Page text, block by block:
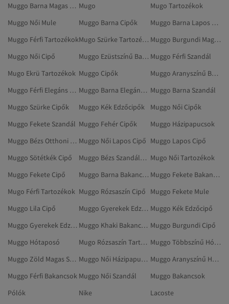
Muggo Barna Magas Sarkú Cipő Mugo
Mugo Tartozékok
Muggo Női Mule
Muggo Barna Cipők
Muggo Barna Lapos Cipő
Muggo Férfi Tartozékok
Mugo Szürke Tartozékok
Muggo Burgundi Magas Sarkú Cipő
Muggo Női Cipő
Muggo Ezüstszínű Bakancsok Muggo Férfi Szandál
Mugo Ekrü Tartozékok Muggo Cipők
Muggo Aranyszínű Bakancsok
Muggo Férfi Elegáns Cipők
Muggo Barna Elegáns Cipők Muggo Barna Szandál
Muggo Szürke Cipők
Muggo Kék Edzőcipők
Muggo Női Cipők
Muggo Fekete Szandál Muggo Fehér Cipők
Muggo Házipapucsok
Muggo Bézs Otthoni Csizmák, Papucsok Muggo Női Lapos Cipő Muggo Lapos Cipő
Muggo Sötétkék Cipő
Muggo Bézs Szandálok És Papucsok Mugo Női Tartozékok
Muggo Fekete Cipő
Muggo Barna Bakancsok
Muggo Fekete Bakancsok
Mugo Férfi Tartozékok Muggo Rózsaszín Cipő
Muggo Fekete Mule
Muggo Lila Cipő
Muggo Gyerekek Edzőcipők Muggo Kék Edzőcipő
Muggo Gyerekek Edzőcipő
Muggo Khaki Bakancsok Muggo Burgundi Cipő
Muggo Hótaposó
Mugo Rózsaszín Tartozékok
Muggo Többszínű Hótaposó
Muggo Zöld Magas Sarkú Cipő
Muggo Női Házipapucsok
Muggo Aranyszínű Hótaposó
Muggo Férfi Bakancsok Muggo Női Szandál
Muggo Bakancsok
Pólók
Nike
Lacoste